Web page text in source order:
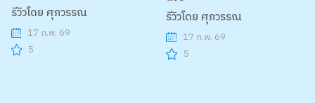
รีวิวโดย ศุภวรรณ
17 ก.พ. 69
5
รีวิวโดย ศุภวรรณ
17 ก.พ. 69
5